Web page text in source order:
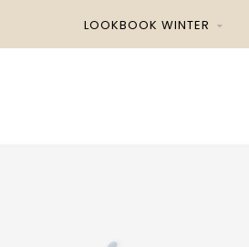
LOOKBOOK WINTER